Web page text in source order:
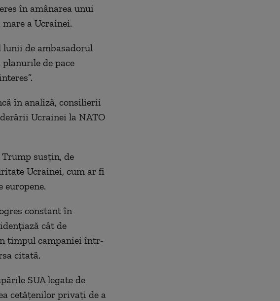
în amânarea unui
a Ucrainei.
de ambasadorul
planurile de pace
în analiză, consilierii
Ucrainei la NATO
susțin, de
Ucrainei, cum ar fi
constant în
cât de
timpul campaniei într-
citată.
SUA legate de
cetățenilor privați de a